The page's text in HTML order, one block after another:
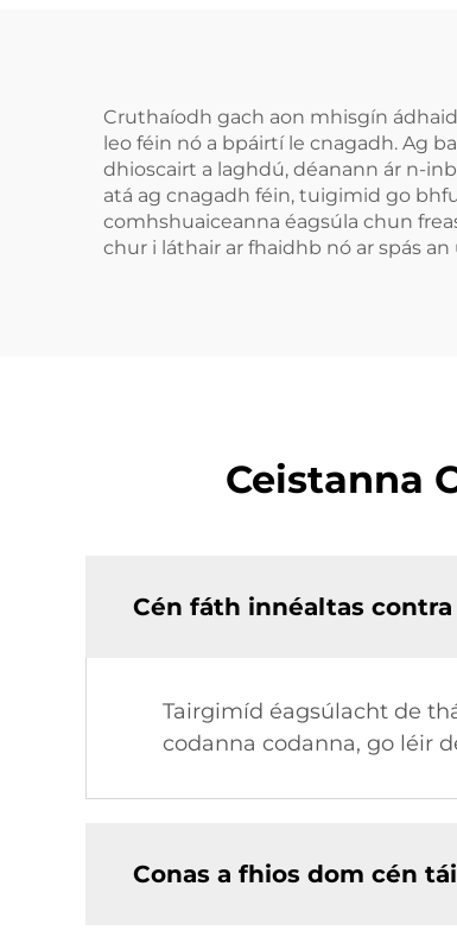
Cruthaíodh gach aon mhisgín
leo féin nó a bpáirtí le cnagadh. Ag
dhioscairt a laghdú, déanann ár n-
atá ag cnagadh féin, tuigimid go
comhshuaiceanna éagsúla chun
chur i láthair ar fhaidhb nó ar spás
Ceistanna
Cén fáth innéaltas
Tairgimíd éagsúlacht de
codanna codanna, go léir
Conas a fhios dom cén